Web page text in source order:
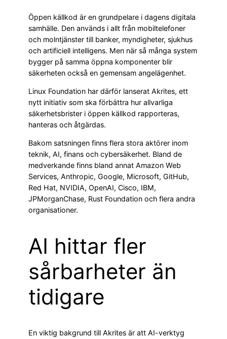
Öppen källkod är en grundpelare i dagens digitala
samhälle. Den används i allt från mobiltelefoner
och molntjänster till banker, myndigheter, sjukhus
och artificiell intelligens. Men när så många system
bygger på samma öppna komponenter blir
säkerheten också en gemensam angelägenhet.
Linux Foundation har därför lanserat Akrites, ett
nytt initiativ som ska förbättra hur allvarliga
säkerhetsbrister i öppen källkod rapporteras,
hanteras och åtgärdas.
Bakom satsningen finns flera stora aktörer inom
teknik, AI, finans och cybersäkerhet. Bland de
medverkande finns bland annat Amazon Web
Services, Anthropic, Google, Microsoft, GitHub,
Red Hat, NVIDIA, OpenAI, Cisco, IBM,
JPMorganChase, Rust Foundation och flera andra
organisationer.
AI hittar fler
sårbarheter än
tidigare
En viktig bakgrund till Akrites är att AI-verktyg